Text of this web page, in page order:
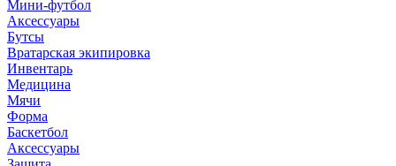
Мини-футбол
Аксессуары
Бутсы
Вратарская экипировка
Инвентарь
Медицина
Мячи
Форма
Баскетбол
Аксессуары